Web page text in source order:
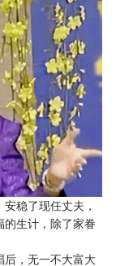
稳了现任丈夫，
的生计，除了家眷
后，无一不大富大